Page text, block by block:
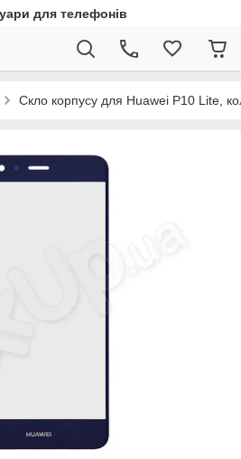
для телефонів
Скло корпусу для Huawei P10 Lite,